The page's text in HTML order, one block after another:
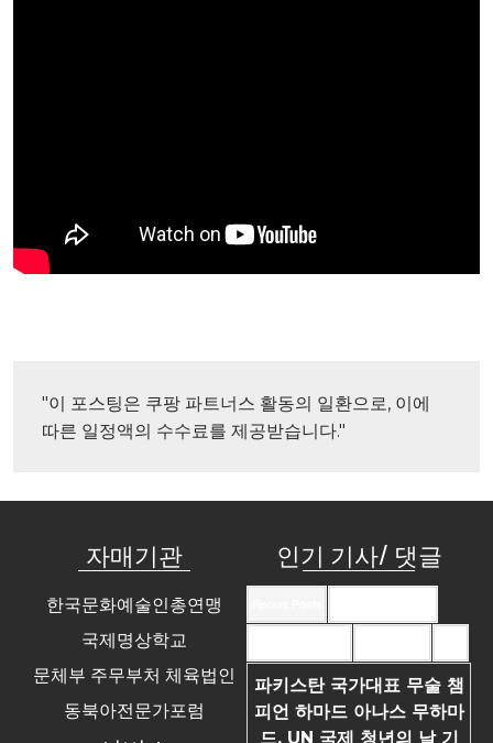
"이 포스팅은 쿠팡 파트너스 활동의 일환으로, 이에
따른 일정액의 수수료를 제공받습니다."
자매기관
한국문화예술인총연맹
국제명상학교
문체부 주무부처 체육법인
동북아전문가포럼
인기 기사/ 댓글
파키스탄 국가대표 무술 챔
피언 하마드 아나스 무하마
드, UN 국제 청년의 날 기